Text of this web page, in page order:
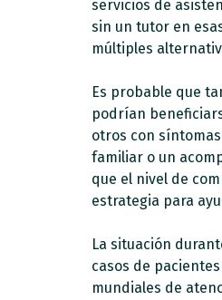
servicios de
sin un tutor en
múltiples
Es probable que
podrían
otros con
familiar o un
que el nivel de
estrategia para
La situación
casos de
mundiales de